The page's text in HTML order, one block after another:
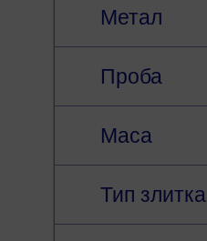
Метал
Проба
Маса
Тип злитка